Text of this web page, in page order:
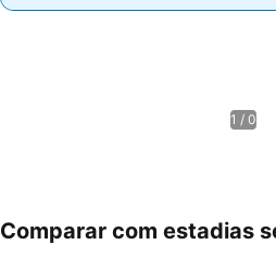
1 / 0
Comparar com estadias